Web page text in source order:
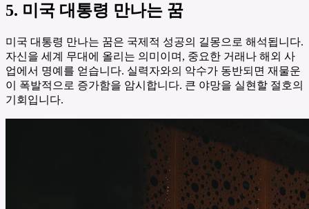
5. 미국 대통령 만나는 꿈
미국 대통령 만나는 꿈은 국제적 성공의 길몽으로 해석됩니다.
자신을 세계 무대에 올리는 의미이며, 중요한 거래나 해외 사
업에서 명예를 얻습니다. 실력자와의 악수가 동반되면 재물운
이 폭발적으로 증가함을 암시합니다. 큰 야망을 실현할 절호의
기회입니다.